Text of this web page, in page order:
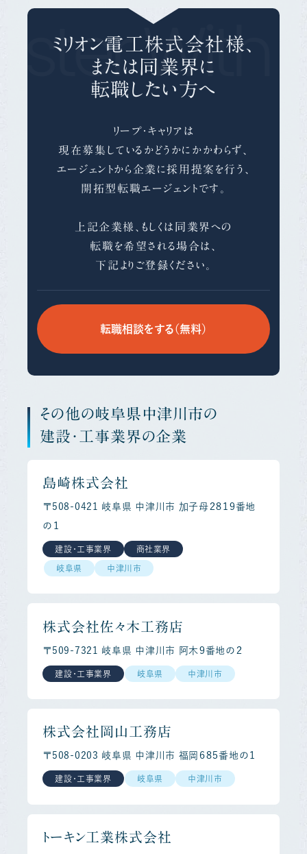
With
ミリオン電工株式会社様、
または同業界に
転職したい方へ
リープ・キャリアは
現在募集しているかどうかにかかわらず、
エージェントから企業に採用提案を行う、
開拓型転職エージェントです。
上記企業様、もしくは同業界への
転職を希望される場合は、
下記よりご登録ください。
転職相談をする（無料）
その他の岐阜県中津川市の
建設・工事業界の企業
島崎株式会社
〒508-0421 岐阜県 中津川市 加子母２８１９番地
の１
建設・工事業界 商社業界
岐阜県 中津川市
株式会社佐々木工務店
〒509-7321 岐阜県 中津川市 阿木９番地の２
建設・工事業界 岐阜県 中津川市
株式会社岡山工務店
〒508-0203 岐阜県 中津川市 福岡６８５番地の１
建設・工事業界 岐阜県 中津川市
トーキン工業株式会社